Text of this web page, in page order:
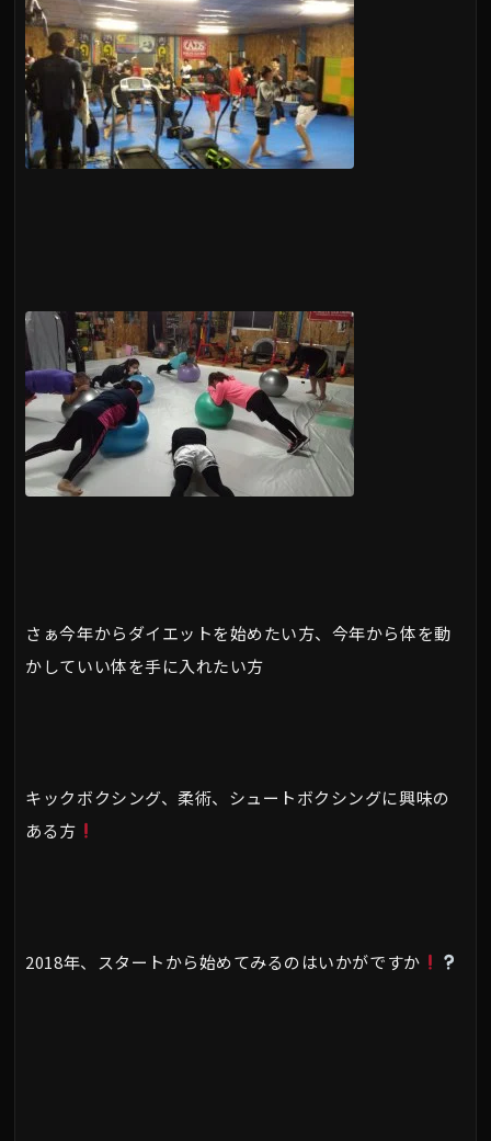
さぁ今年からダイエットを始めたい方、今年から体を動
かしていい体を手に入れたい方
キックボクシング、柔術、シュートボクシングに興味の
ある方
2018年、スタートから始めてみるのはいかがですか